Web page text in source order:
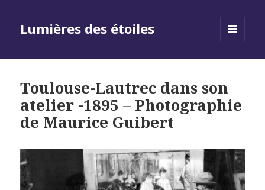
Lumières des étoiles
Toulouse-Lautrec dans son
atelier -1895 – Photographie
de Maurice Guibert